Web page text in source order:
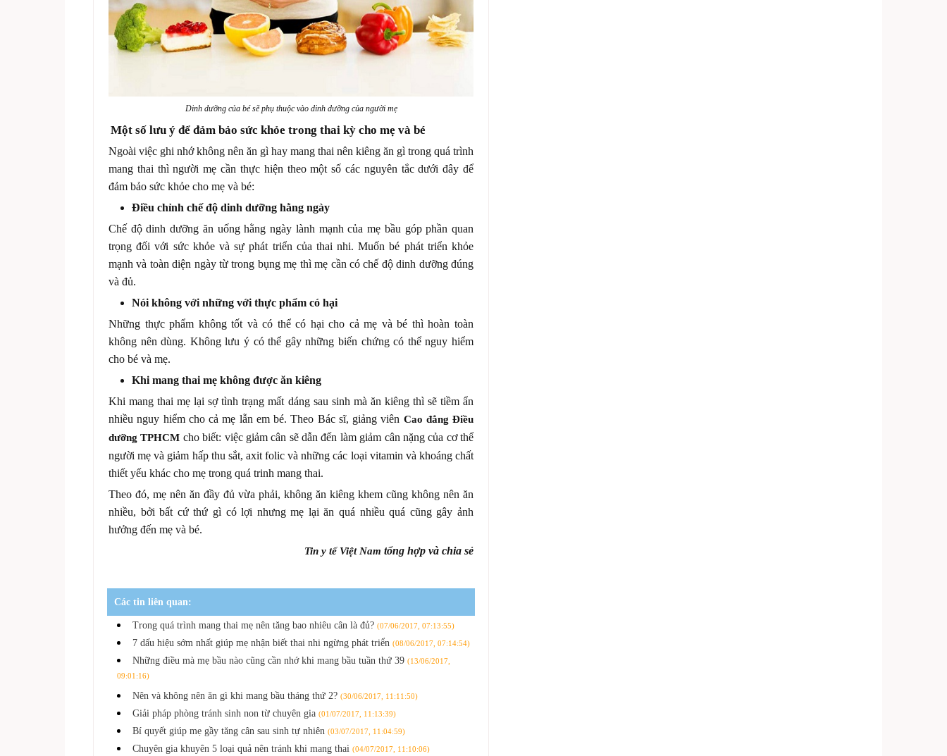
Dinh dưỡng của bé sẽ phụ thuộc vào dinh dưỡng của người mẹ
Một số lưu ý để đảm bảo sức khỏe trong thai kỳ cho mẹ và bé
Ngoài việc ghi nhớ không nên ăn gì hay mang thai nên kiêng ăn gì trong quá trình
mang thai thì người mẹ cần thực hiện theo một số các nguyên tắc dưới đây để
đảm bảo sức khỏe cho mẹ và bé:
Điều chỉnh chế độ dinh dưỡng hằng ngày
Chế độ dinh dưỡng ăn uống hằng ngày lành mạnh của mẹ bầu góp phần quan
trọng đối với sức khỏe và sự phát triển của thai nhi. Muốn bé phát triển khỏe
mạnh và toàn diện ngày từ trong bụng mẹ thì mẹ cần có chế độ dinh dưỡng đúng
và đủ.
Nói không với những với thực phẩm có hại
Những thực phẩm không tốt và có thể có hại cho cả mẹ và bé thì hoàn toàn
không nên dùng. Không lưu ý có thể gây những biến chứng có thể nguy hiểm
cho bé và mẹ.
Khi mang thai mẹ không được ăn kiêng
Khi mang thai mẹ lại sợ tình trạng mất dáng sau sinh mà ăn kiêng thì sẽ tiềm ẩn
nhiều nguy hiểm cho cả mẹ lẫn em bé. Theo Bác sĩ, giảng viên Cao đẳng Điều
dưỡng TPHCM cho biết: việc giảm cân sẽ dẫn đến làm giảm cân nặng của cơ thể
người mẹ và giảm hấp thu sắt, axit folic và những các loại vitamin và khoáng chất
thiết yếu khác cho mẹ trong quá trinh mang thai.
Theo đó, mẹ nên ăn đầy đủ vừa phải, không ăn kiêng khem cũng không nên ăn
nhiều, bởi bất cứ thứ gì có lợi nhưng mẹ lại ăn quá nhiều quá cũng gây ảnh
hưởng đến mẹ và bé.
Tin y tế Việt Nam tổng hợp và chia sẻ
Các tin liên quan:
Trong quá trình mang thai mẹ nên tăng bao nhiêu cân là đủ? (07/06/2017, 07:13:55)
7 dấu hiệu sớm nhất giúp mẹ nhận biết thai nhi ngừng phát triển (08/06/2017, 07:14:54)
Những điều mà mẹ bầu nào cũng cần nhớ khi mang bầu tuần thứ 39 (13/06/2017,
09:01:16)
Nên và không nên ăn gì khi mang bầu tháng thứ 2? (30/06/2017, 11:11:50)
Giải pháp phòng tránh sinh non từ chuyên gia (01/07/2017, 11:13:39)
Bí quyết giúp mẹ gầy tăng cân sau sinh tự nhiên (03/07/2017, 11:04:59)
Chuyên gia khuyên 5 loại quả nên tránh khi mang thai (04/07/2017, 11:10:06)